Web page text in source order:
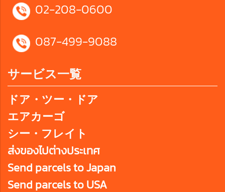
02-208-0600
087-499-9088
サービス一覧
ドア・ツー・ドア
エアカーゴ
シー・フレイト
ส่งของไปต่างประเทศ
Send parcels to Japan
Send parcels to USA